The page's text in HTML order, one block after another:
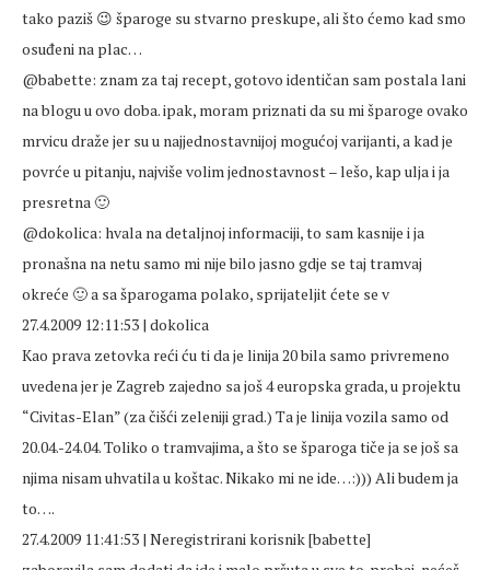
tako paziš 😉 šparoge su stvarno preskupe, ali što ćemo kad smo
osuđeni na plac…
@babette: znam za taj recept, gotovo identičan sam postala lani
na blogu u ovo doba. ipak, moram priznati da su mi šparoge ovako
mrvicu draže jer su u najjednostavnijoj mogućoj varijanti, a kad je
povrće u pitanju, najviše volim jednostavnost – lešo, kap ulja i ja
presretna 🙂
@dokolica: hvala na detaljnoj informaciji, to sam kasnije i ja
pronašna na netu samo mi nije bilo jasno gdje se taj tramvaj
okreće 🙂 a sa šparogama polako, sprijateljit ćete se v
27.4.2009 12:11:53 | dokolica
Kao prava zetovka reći ću ti da je linija 20 bila samo privremeno
uvedena jer je Zagreb zajedno sa još 4 europska grada, u projektu
“Civitas-Elan” (za čišći zeleniji grad.) Ta je linija vozila samo od
20.04.-24.04. Toliko o tramvajima, a što se šparoga tiče ja se još sa
njima nisam uhvatila u koštac. Nikako mi ne ide…:))) Ali budem ja
to….
27.4.2009 11:41:53 | Neregistrirani korisnik [babette]